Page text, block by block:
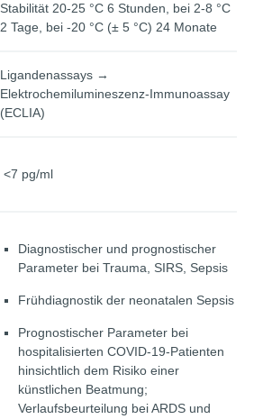
Stabilität 20‑25 °C 6 Stunden, bei 2‑8 °C
2 Tage, bei ‑20 °C (± 5 °C) 24 Monate
Ligandenassays →
Elektrochemilumineszenz-Immunoassay
(ECLIA)
<7 pg/ml
Diagnostischer und prognostischer
Parameter bei Trauma, SIRS, Sepsis
Frühdiagnostik der neonatalen Sepsis
Prognostischer Parameter bei
hospitalisierten COVID-19-Patienten
hinsichtlich dem Risiko einer
künstlichen Beatmung;
Verlaufsbeurteilung bei ARDS und